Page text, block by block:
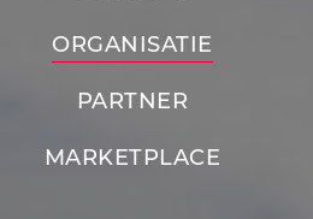
ORGANISATIE
PARTNER
MARKETPLACE